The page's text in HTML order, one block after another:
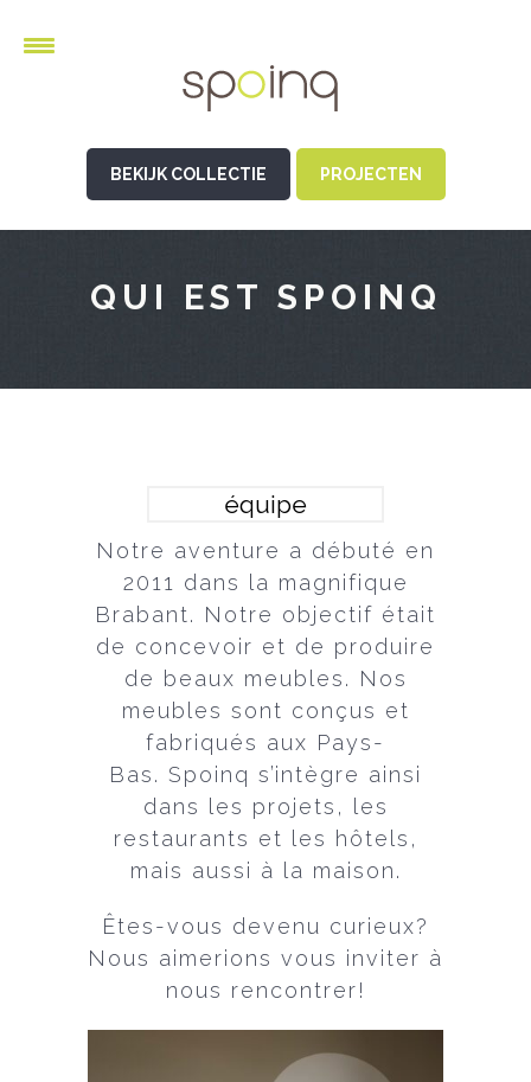
BEKIJK COLLECTIE PROJECTEN
QUI EST SPOINQ
équipe
Notre aventure a débuté en
2011 dans la magnifique
Brabant. Notre objectif était
de concevoir et de produire
de beaux meubles. Nos
meubles sont conçus et
fabriqués aux Pays-
Bas. Spoinq s’intègre ainsi
dans les projets, les
restaurants et les hôtels,
mais aussi à la maison.
Êtes-vous devenu curieux?
Nous aimerions vous inviter à
nous rencontrer!